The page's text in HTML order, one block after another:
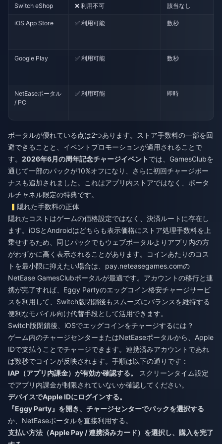
Switch eShop ❌ 利用不可 該当なし
iOS App Store ✅ 利用可能 数秒
Google Play ✅ 利用可能 数秒
NetEaseポータル
/ PC
✅ 利用可能 即時
ポータルが優れている点は2つあります。ストア手数料の一部を回
避できることと、イベントプロモーションが適用されることで
す。 2026年6月の周年記念チャージイベント では、GamesClubを
通じて一部のパックが10%オフになり、さらに初回チャージボー
ナスも追加されました。これはアプリ内ストアではなく、ポータ
ルチャネル限定の特典です。
隠れた手数料の正体
隠れたコストはゲームの価格設定ではなく、決済ルートに存在し
ます。iOSとAndroidはどちらも表示価格にストア処理手数料を上
乗せするため、同じパックでもウェブポータルよりアプリ内の方
がわずかに高く表示されることがあります。コインあたりのコス
トを最小限に抑えたい場合は、pay.neteasegames.comの
NetEase GamesClubポータルが最適です。アカウントの移行と連
携が完了すれば、 Eggy Partyのエッグコイン格安チャージサービ
スを利用して、Switch版閉鎖後もスムーズにバランスを維持する
便利なモバイル向け代替手段として活用できます。
Switch版閉鎖後、iOSでエッグコインをチャージするには？
ゲーム内のチャージセンターまたはNetEaseポータルから、Apple
IDで支払うことでチャージできます。連携済みアカウントであれ
ば数秒でコインが反映されます。手順は以下の通りです：
IAP（アプリ内課金）が有効か確認する。
スクリーンタイム設定
でアプリ内課金が制限されていないか確認してください。
デバイスでApple IDにログインする。
『Eggy Party』を開き、チャージセンターでパックを選択する
か、NetEaseポータルを直接利用する。
支払い方法（Apple Pay / 連携済みカード）を選択し、購入を完了